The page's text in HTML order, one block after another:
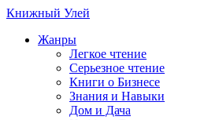
Книжный Улей
Жанры
Легкое чтение
Серьезное чтение
Книги о Бизнесе
Знания и Навыки
Дом и Дача